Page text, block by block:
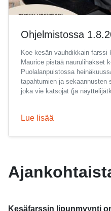
Kesäfarssin lipunmyynti
Ohjelmistossa
Koe kesän vauhdikkain farssi
Maurice pistää naurulihakset
Puolalanpuistossa
tapahtumien ja sekaannusten
joka vie katsojat (ja
Lue lisää